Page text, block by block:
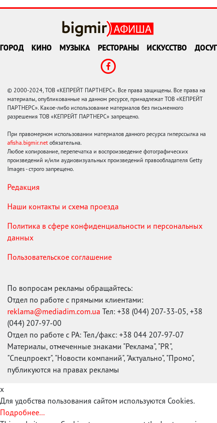
ГОРОД КИНО МУЗЫКА РЕСТОРАНЫ ИСКУССТВО ДОСУГ
© 2000-2024, ТОВ «КЕПРЕЙТ ПАРТНЕРС». Все права защищены. Все права на
материалы, опубликованные на данном ресурсе, принадлежат ТОВ «КЕПРЕЙТ
ПАРТНЕРС». Какое-либо использование материалов без письменного
разрешения ТОВ «КЕПРЕЙТ ПАРТНЕРС» запрещено.
При правомерном использовании материалов данного ресурса гиперссылка на
afisha.bigmir.net обязательна.
Любое копирование, перепечатка и воспроизведение фотографических
произведений и/или аудиовизуальных произведений правообладателя Getty
Images - строго запрещено.
Редакция
Наши контакты и схема проезда
Политика в сфере конфиденциальности и персональных
данных
Пользовательское соглашение
По вопросам рекламы обращайтесь:
Отдел по работе с прямыми клиентами:
reklama@mediadim.com.ua Тел: +38 (044) 207-33-05, +38
(044) 207-97-00
Отдел по работе с РА: Тел./факс: +38 044 207-97-07
Материалы, отмеченные знаками "Реклама", "PR",
"Спецпроект", "Новости компаний", "Актуально", "Промо",
публикуются на правах рекламы
x
Для удобства пользования сайтом используются Cookies.
Подробнее...